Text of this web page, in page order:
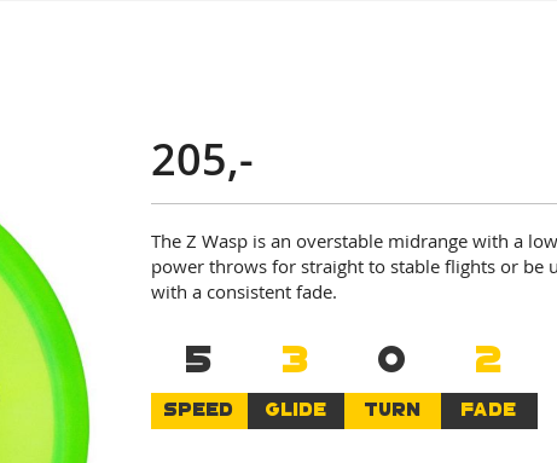
205,-
The Z Wasp is an overstable midrange with a
power throws for straight to stable flights or be
with a consistent fade.
5
SPEED
3
GLIDE
0
TURN
2
FADE